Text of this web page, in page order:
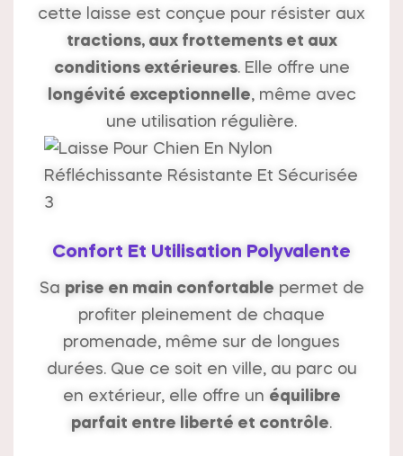
cette laisse est conçue pour résister aux
tractions, aux frottements et aux
conditions extérieures. Elle offre une
longévité exceptionnelle, même avec
une utilisation régulière.
Confort Et Utilisation Polyvalente
Sa prise en main confortable permet de
profiter pleinement de chaque
promenade, même sur de longues
durées. Que ce soit en ville, au parc ou
en extérieur, elle offre un équilibre
parfait entre liberté et contrôle.